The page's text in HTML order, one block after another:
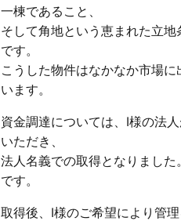
一棟であること、
そして角地という恵まれた立
です。
こうした物件はなかなか市場
います。
資金調達については、I様の法
いただき、
法人名義での取得となりまし
です。
取得後、I様のご希望により管